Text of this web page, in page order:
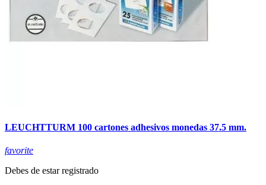
LEUCHTTURM 100 cartones adhesivos monedas 37.5 mm.
favorite
Debes de estar registrado